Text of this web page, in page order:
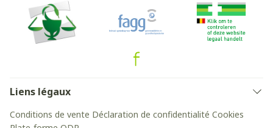
Liens légaux
Conditions de vente Déclaration de confidentialité Cookies